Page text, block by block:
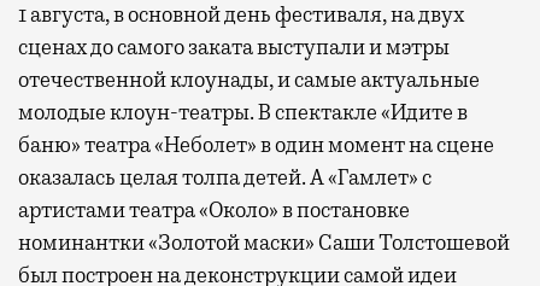
1 августа, в основной день фестиваля, на двух
сценах до самого заката выступали и мэтры
отечественной клоунады, и самые актуальные
молодые клоун-театры. В спектакле «Идите в
баню» театра «Неболет» в один момент на сцене
оказалась целая толпа детей. А «Гамлет» с
артистами театра «Около» в постановке
номинантки «Золотой маски» Саши Толстошевой
был построен на деконструкции самой идеи